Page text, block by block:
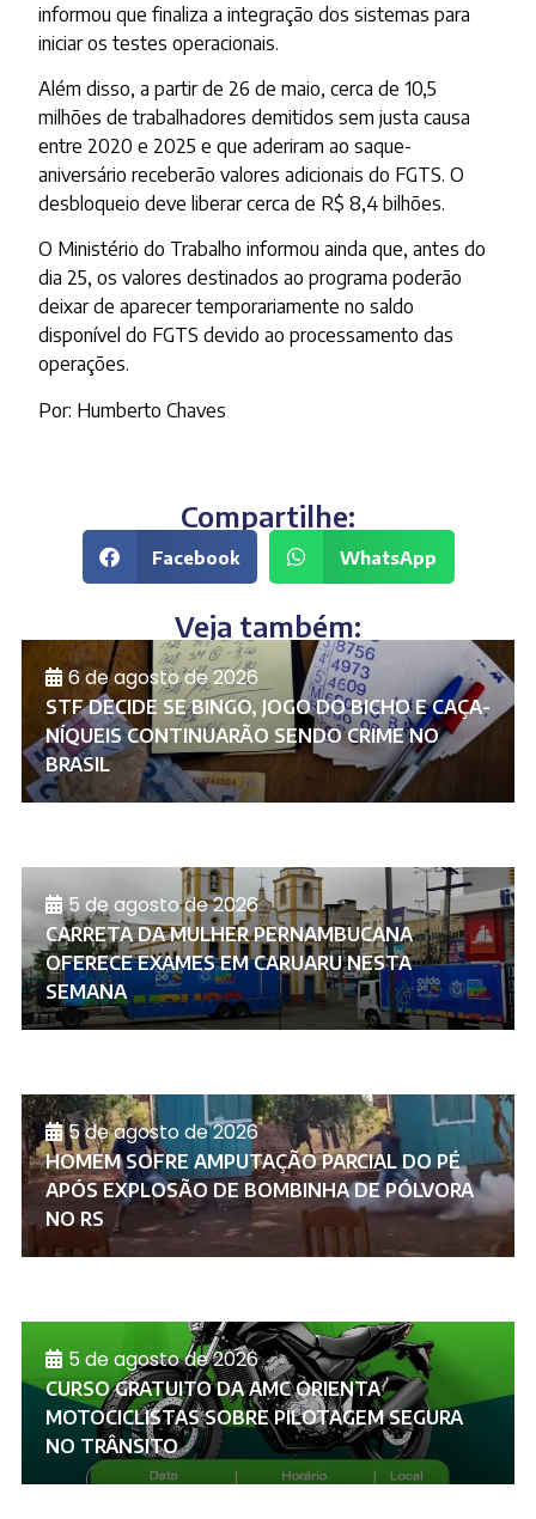
informou que finaliza a integração dos sistemas para
iniciar os testes operacionais.
Além disso, a partir de 26 de maio, cerca de 10,5
milhões de trabalhadores demitidos sem justa causa
entre 2020 e 2025 e que aderiram ao saque-
aniversário receberão valores adicionais do FGTS. O
desbloqueio deve liberar cerca de R$ 8,4 bilhões.
O Ministério do Trabalho informou ainda que, antes do
dia 25, os valores destinados ao programa poderão
deixar de aparecer temporariamente no saldo
disponível do FGTS devido ao processamento das
operações.
Por: Humberto Chaves
Compartilhe:
Facebook WhatsApp
Veja também:
6 de agosto de 2026
STF DECIDE SE BINGO, JOGO DO BICHO E CAÇA-
NÍQUEIS CONTINUARÃO SENDO CRIME NO
BRASIL
5 de agosto de 2026
CARRETA DA MULHER PERNAMBUCANA
OFERECE EXAMES EM CARUARU NESTA
SEMANA
5 de agosto de 2026
HOMEM SOFRE AMPUTAÇÃO PARCIAL DO PÉ
APÓS EXPLOSÃO DE BOMBINHA DE PÓLVORA
NO RS
5 de agosto de 2026
CURSO GRATUITO DA AMC ORIENTA
MOTOCICLISTAS SOBRE PILOTAGEM SEGURA
NO TRÂNSITO